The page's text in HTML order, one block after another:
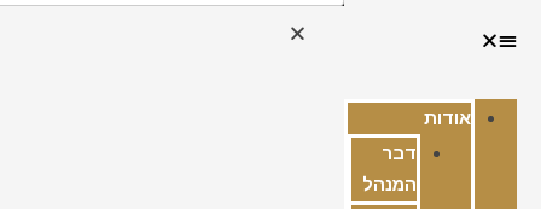
אודות
דבר
המנהל